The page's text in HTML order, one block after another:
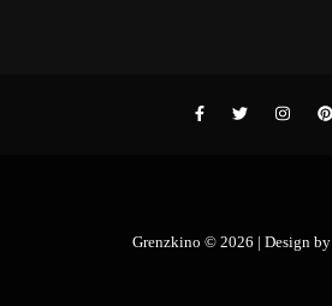
Grenzkino © 2026 | Design by